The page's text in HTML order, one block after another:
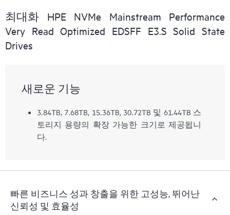
최대화 HPE NVMe Mainstream Performance
Very Read Optimized EDSFF E3.S Solid State
Drives
새로운 기능
3.84TB, 7.68TB, 15.36TB, 30.72TB 및 61.44TB 스
토리지 용량의 확장 가능한 크기로 제공됩니
다.
빠른 비즈니스 성과 창출을 위한 고성능, 뛰어난
신뢰성 및 효율성